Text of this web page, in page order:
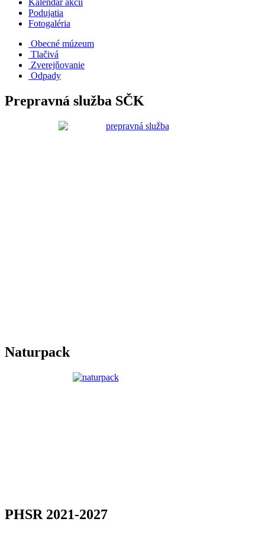
Kalendár akcií
Podujatia
Fotogaléria
Obecné múzeum
Tlačivá
Zverejňovanie
Odpady
Prepravná služba SČK
Naturpack
PHSR 2021-2027